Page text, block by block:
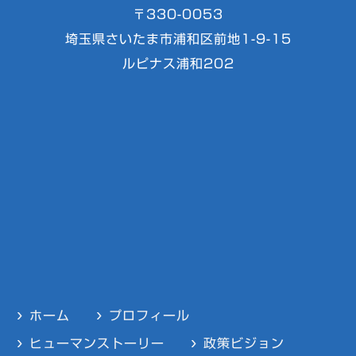
〒330-0053
埼玉県さいたま市浦和区前地1-9-15
ルピナス浦和202
ホーム プロフィール
ヒューマンストーリー 政策ビジョン